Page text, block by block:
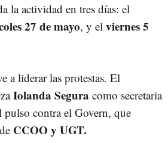
la actividad en tres días: el
27 de mayo, y el viernes 5
a liderar las protestas. El
Iolanda Segura como secretaria
pulso contra el Govern, que
CCOO y UGT.